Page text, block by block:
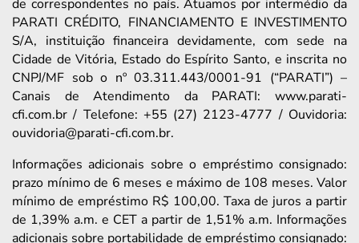
de correspondentes no país. Atuamos por intermédio da
PARATI CRÉDITO, FINANCIAMENTO E INVESTIMENTO
S/A, instituição financeira devidamente, com sede na
Cidade de Vitória, Estado do Espírito Santo, e inscrita no
CNPJ/MF sob o nº 03.311.443/0001-91 (“PARATI”) –
Canais de Atendimento da PARATI: www.parati-
cfi.com.br / Telefone: +55 (27) 2123-4777 / Ouvidoria:
ouvidoria@parati-cfi.com.br.
Informações adicionais sobre o empréstimo consignado:
prazo mínimo de 6 meses e máximo de 108 meses. Valor
mínimo de empréstimo R$ 100,00. Taxa de juros a partir
de 1,39% a.m. e CET a partir de 1,51% a.m. Informações
adicionais sobre portabilidade de empréstimo consignado: